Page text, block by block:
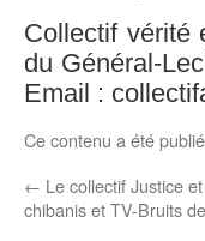
Collectif vérité
du Général-
Email :
Ce contenu a été
← Le collectif Justice
chibanis et TV-Bruits